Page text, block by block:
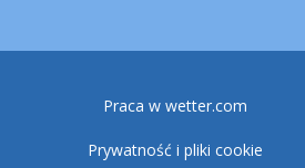
Praca w wetter.com
Prywatność i pliki cookie